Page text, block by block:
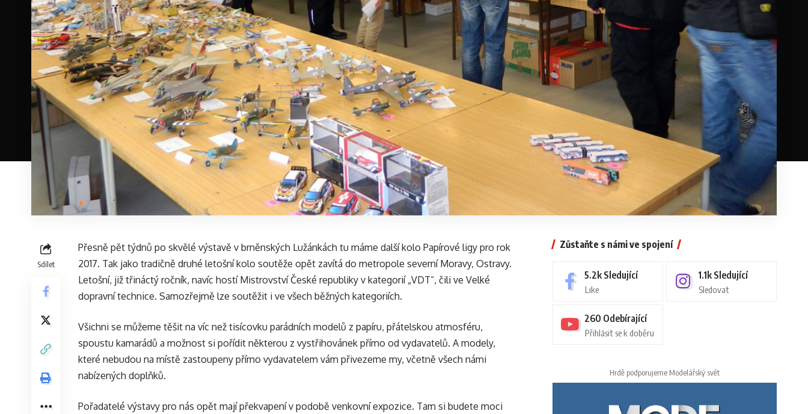
Sdílet
Přesně pět týdnů po skvělé výstavě v brněnských Lužánkách tu máme další kolo Papírové ligy pro rok
2017. Tak jako tradičně druhé letošní kolo soutěže opět zavítá do metropole severní Moravy, Ostravy.
Letošní, již třináctý ročník, navíc hostí Mistrovství České republiky v kategorií „VDT“, čili ve Velké
dopravní technice. Samozřejmě lze soutěžit i ve všech běžných kategoriích.
Všichni se můžeme těšit na víc než tisícovku parádních modelů z papíru, přátelskou atmosféru,
spoustu kamarádů a možnost si pořídit některou z vystřihovánek přímo od vydavatelů. A modely,
které nebudou na místě zastoupeny přímo vydavatelem vám přivezeme my, včetně všech námi
nabízených doplňků.
Pořadatelé výstavy pro nás opět mají překvapení v podobě venkovní expozice. Tam si budete moci
Zůstaňte s námi ve spojení
5.2k Sledující
Like
1.1k Sledující
Sledovat
260 Odebírající
Přihlásit se k doběru
Hrdě podporujeme Modelářský svět